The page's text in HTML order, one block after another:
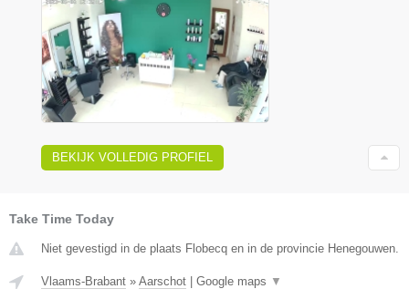
BEKIJK VOLLEDIG PROFIEL
Take Time Today
Niet gevestigd in de plaats Flobecq en in de provincie Henegouwen.
Vlaams-Brabant » Aarschot | Google maps ▼